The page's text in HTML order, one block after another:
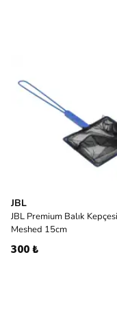
JBL
JBL Premium Balık
Meshed 15cm
300 ₺